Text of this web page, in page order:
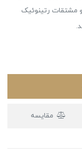
مشتقات رتینوئیک
مقایسه